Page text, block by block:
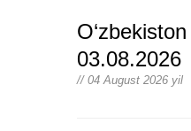
03.08.2026
// 04 August 2026 yil